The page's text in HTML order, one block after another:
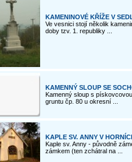
KAMENINOVÉ KŘÍŽE V
Ve vesnici stojí několik
doby tzv. 1. republiky ...
KAMENNÝ SLOUP SE
Kamenný sloup s
gruntu čp. 80 u okresní ...
KAPLE SV. ANNY V
Kaple sv. Anny - původně
zámkem (ten zchátral na ...